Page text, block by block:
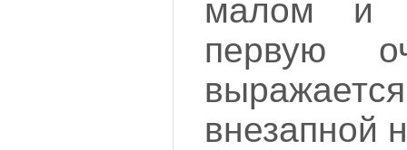
малом и
первую
внезапной